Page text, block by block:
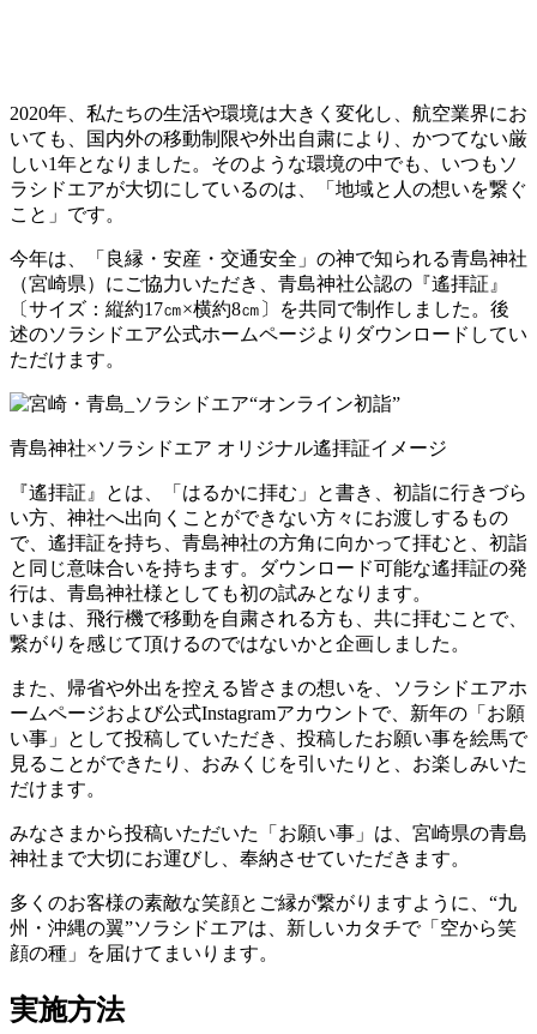
2020年、私たちの生活や環境は大きく変化し、航空業界にお
いても、国内外の移動制限や外出自粛により、かつてない厳
しい1年となりました。そのような環境の中でも、いつもソ
ラシドエアが大切にしているのは、「地域と人の想いを繋ぐ
こと」です。
今年は、「良縁・安産・交通安全」の神で知られる青島神社
（宮崎県）にご協力いただき、青島神社公認の『遙拝証』
〔サイズ：縦約17㎝×横約8㎝〕を共同で制作しました。後
述のソラシドエア公式ホームページよりダウンロードしてい
ただけます。
青島神社×ソラシドエア オリジナル遙拝証イメージ
『遙拝証』とは、「はるかに拝む」と書き、初詣に行きづら
い方、神社へ出向くことができない方々にお渡しするもの
で、遙拝証を持ち、青島神社の方角に向かって拝むと、初詣
と同じ意味合いを持ちます。ダウンロード可能な遙拝証の発
行は、青島神社様としても初の試みとなります。
いまは、飛行機で移動を自粛される方も、共に拝むことで、
繋がりを感じて頂けるのではないかと企画しました。
また、帰省や外出を控える皆さまの想いを、ソラシドエアホ
ームページおよび公式Instagramアカウントで、新年の「お願
い事」として投稿していただき、投稿したお願い事を絵馬で
見ることができたり、おみくじを引いたりと、お楽しみいた
だけます。
みなさまから投稿いただいた「お願い事」は、宮崎県の青島
神社まで大切にお運びし、奉納させていただきます。
多くのお客様の素敵な笑顔とご縁が繋がりますように、“九
州・沖縄の翼”ソラシドエアは、新しいカタチで「空から笑
顔の種」を届けてまいります。
実施方法